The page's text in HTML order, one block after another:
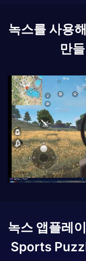
녹스를 사용
만
녹스 앱플레
Sports